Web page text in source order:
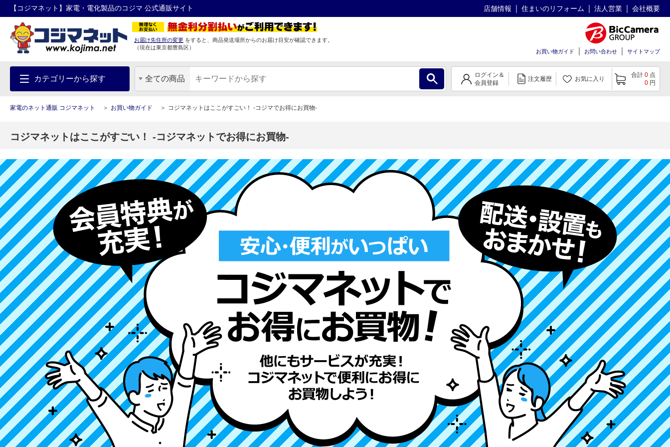
【コジマネット】家電・電化製品のコジマ 公式通販サイト 店舗情報 住まいのリフォーム 法人営業 会社概要
お届け先住所の変更 をすると、商品発送場所からのお届け目安が確認できます。
（現在は東京都豊島区）
お買い物ガイド お問い合わせ サイトマップ
カテゴリーから探す 全ての商品
ログイン＆
会員登録
注文履歴 お気に入り
合計 0 点
0 円
家電のネット通販 コジマネット お買い物ガイド コジマネットはここがすごい！ -コジマでお得にお買物-
コジマネットはここがすごい！ -コジマネットでお得にお買物-